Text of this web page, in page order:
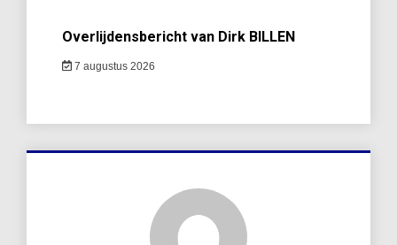
Overlijdensbericht van Dirk BILLEN
7 augustus 2026